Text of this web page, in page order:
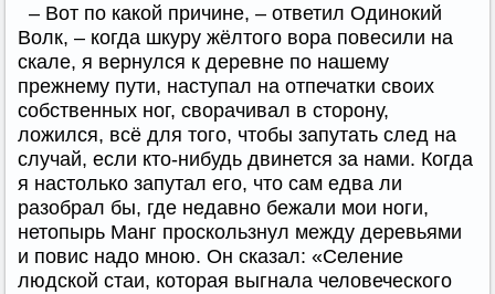
– Вот по какой причине, – ответил Одинокий
Волк, – когда шкуру жёлтого вора повесили на
скале, я вернулся к деревне по нашему
прежнему пути, наступал на отпечатки своих
собственных ног, сворачивал в сторону,
ложился, всё для того, чтобы запутать след на
случай, если кто-нибудь двинется за нами. Когда
я настолько запутал его, что сам едва ли
разобрал бы, где недавно бежали мои ноги,
нетопырь Манг проскользнул между деревьями
и повис надо мною. Он сказал: «Селение
людской стаи, которая выгнала человеческого